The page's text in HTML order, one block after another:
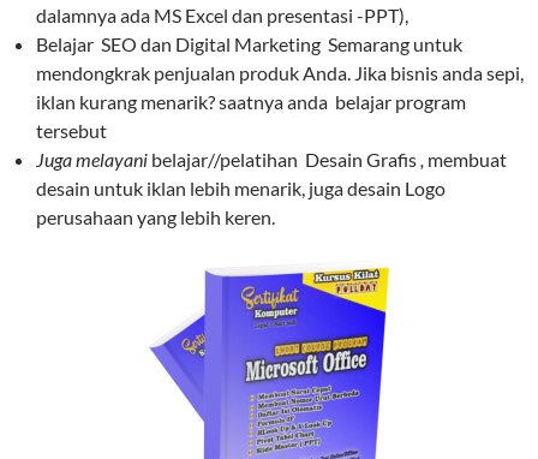
dalamnya ada MS Excel dan presentasi -PPT),
Belajar SEO dan Digital Marketing Semarang untuk
mendongkrak penjualan produk Anda. Jika bisnis anda sepi,
iklan kurang menarik? saatnya anda belajar program
tersebut
Juga melayani belajar//pelatihan Desain Grafis, membuat
desain untuk iklan lebih menarik, juga desain Logo
perusahaan yang lebih keren.